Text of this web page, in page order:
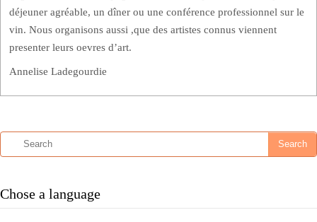
déjeuner agréable, un dîner ou une conférence professionnel sur le
vin. Nous organisons aussi ,que des artistes connus viennent
presenter leurs oevres d’art.
Annelise Ladegourdie
Chose a language